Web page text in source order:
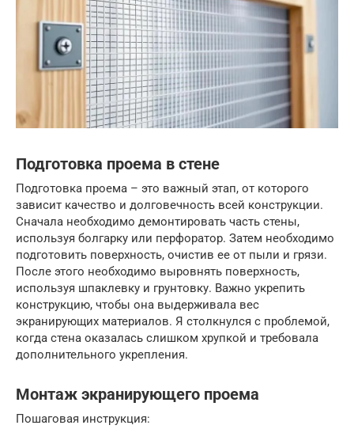
Подготовка проема в стене
Подготовка проема – это важный этап, от которого
зависит качество и долговечность всей конструкции.
Сначала необходимо демонтировать часть стены,
используя болгарку или перфоратор. Затем необходимо
подготовить поверхность, очистив ее от пыли и грязи.
После этого необходимо выровнять поверхность,
используя шпаклевку и грунтовку. Важно укрепить
конструкцию, чтобы она выдерживала вес
экранирующих материалов. Я столкнулся с проблемой,
когда стена оказалась слишком хрупкой и требовала
дополнительного укрепления.
Монтаж экранирующего проема
Пошаговая инструкция: